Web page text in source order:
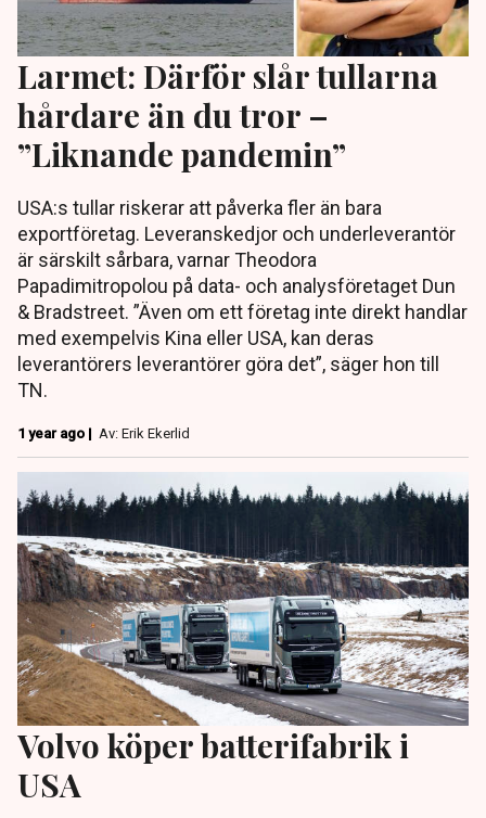
Larmet: Därför slår tullarna
hårdare än du tror –
”Liknande pandemin”
USA:s tullar riskerar att påverka fler än bara
exportföretag. Leveranskedjor och underleverantör
är särskilt sårbara, varnar Theodora
Papadimitropolou på data- och analysföretaget Dun
& Bradstreet. ”Även om ett företag inte direkt handlar
med exempelvis Kina eller USA, kan deras
leverantörers leverantörer göra det”, säger hon till
TN.
1 year ago | Av: Erik Ekerlid
Volvo köper batterifabrik i
USA